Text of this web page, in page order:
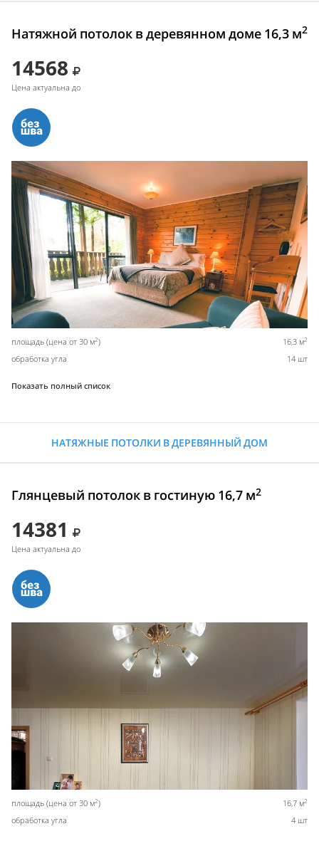
Натяжной потолок в деревянном доме 16,3 м2
14568
Цена актуальна до
площадь (цена от 30 м2) 16,3 м2
обработка угла 14 шт
Показать полный список
НАТЯЖНЫЕ ПОТОЛКИ В ДЕРЕВЯННЫЙ ДОМ
Глянцевый потолок в гостиную 16,7 м2
14381
Цена актуальна до
площадь (цена от 30 м2) 16,7 м2
обработка угла 4 шт